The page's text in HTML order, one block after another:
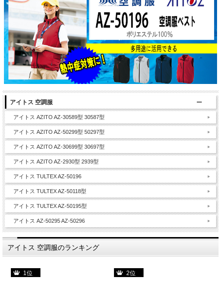
アイトス 空調服
アイトス AZITO AZ-30589型 30587型
アイトス AZITO AZ-50299型 50297型
アイトス AZITO AZ-30699型 30697型
アイトス AZITO AZ-2930型 2939型
アイトス TULTEX AZ-50196
アイトス TULTEX AZ-50118型
アイトス TULTEX AZ-50195型
アイトス AZ-50295 AZ-50296
アイトス 空調服のランキング
1位 2位